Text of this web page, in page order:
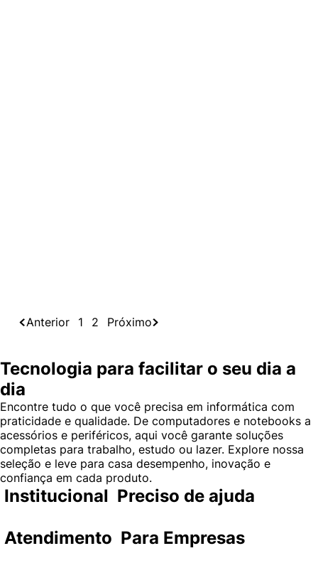
Anterior 1 2 Próximo
Tecnologia para facilitar o seu dia a
dia
Encontre tudo o que você precisa em informática com
praticidade e qualidade. De computadores e notebooks a
acessórios e periféricos, aqui você garante soluções
completas para trabalho, estudo ou lazer. Explore nossa
seleção e leve para casa desempenho, inovação e
confiança em cada produto.
Institucional Preciso de ajuda
Atendimento Para Empresas